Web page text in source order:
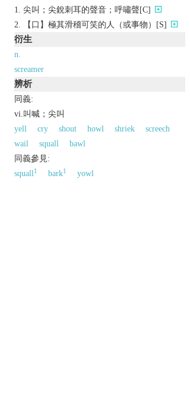
尖叫；尖銳刺耳的聲音；呼嘯聲[C]
【口】極其滑稽可笑的人（或事物）[S]
衍生
n.
screamer
辨析
同義:
vi.叫喊；尖叫
yell
cry shout howl shriek
screech
wail
squall
bawl
同義參見:
squall1 bark1
yowl